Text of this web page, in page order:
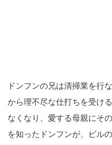
ドンフンの兄は清掃業を行
から理不尽な仕打ちを受け
なくなり、愛する母親にそ
を知ったドンフンが、ビル